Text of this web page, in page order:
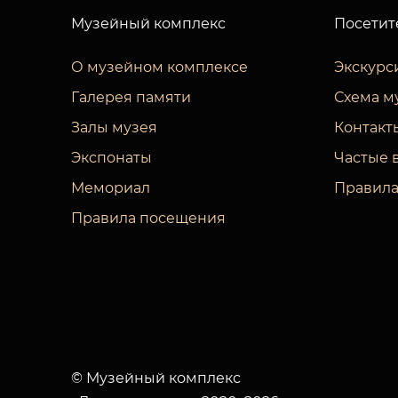
Музейный комплекс
О музейном комплексе
Галерея памяти
Залы музея
Экспонаты
Мемориал
Правила посещения
Схема
Частые
© Музейный комплекс